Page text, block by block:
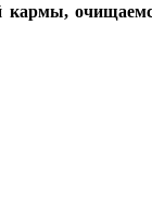
кармы,